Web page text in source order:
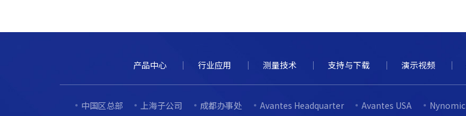
产品中心 行业应用 测量技术 支持与下载 演示视频
中国区总部 上海子公司 成都办事处 Avantes Headquarter Avantes USA Nynomic